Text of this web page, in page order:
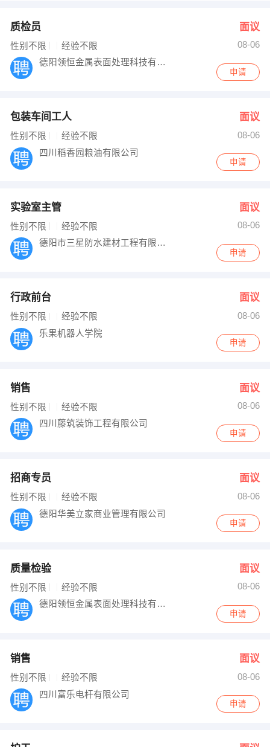
质检员 面议
性别不限 经验不限
08-06
德阳领恒金属表面处理科技有限公司
申请
包装车间工人 面议
性别不限 经验不限
08-06
四川稻香园粮油有限公司
申请
实验室主管 面议
性别不限 经验不限
08-06
德阳市三星防水建材工程有限公司
申请
行政前台 面议
性别不限 经验不限
08-06
乐果机器人学院
申请
销售 面议
性别不限 经验不限
08-06
四川藤筑装饰工程有限公司
申请
招商专员 面议
性别不限 经验不限
08-06
德阳华美立家商业管理有限公司
申请
质量检验 面议
性别不限 经验不限
08-06
德阳领恒金属表面处理科技有限公司
申请
销售 面议
性别不限 经验不限
08-06
四川富乐电杆有限公司
申请